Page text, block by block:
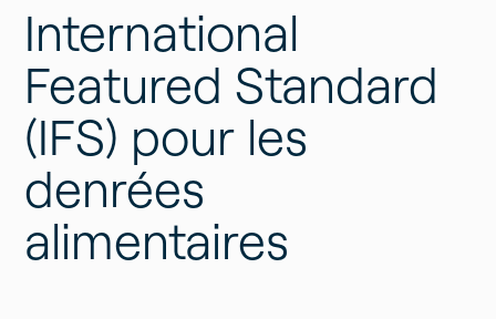
International
Featured Standard
(IFS) pour les
denrées
alimentaires